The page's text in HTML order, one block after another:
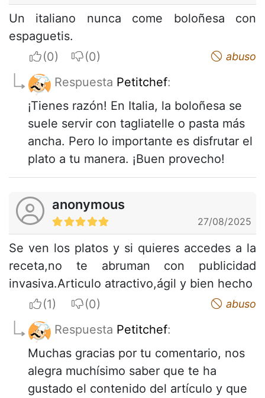
Un italiano nunca come boloñesa con
espaguetis.
I apreciateI do not appreciate abuso
Respuesta Petitchef:
¡Tienes razón! En Italia, la boloñesa se
suele servir con tagliatelle o pasta más
ancha. Pero lo importante es disfrutar el
plato a tu manera. ¡Buen provecho!
anonymous
27/08/2025
Se ven los platos y si quieres accedes a la
receta,no te abruman con publicidad
invasiva.Articulo atractivo,ágil y bien hecho
I apreciateI do not appreciate abuso
Respuesta Petitchef:
Muchas gracias por tu comentario, nos
alegra muchísimo saber que te ha
gustado el contenido del artículo y que